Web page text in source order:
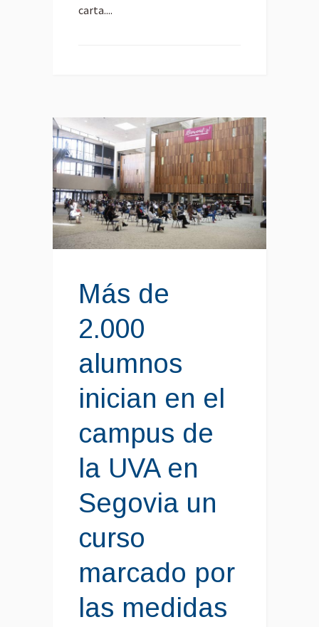
carta....
Más de
2.000
alumnos
inician en el
campus de
la UVA en
Segovia un
curso
marcado por
las medidas